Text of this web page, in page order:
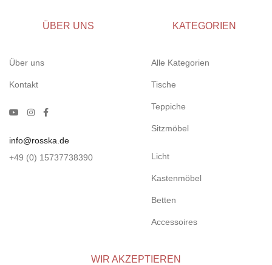
ÜBER UNS
Über uns
Kontakt
info@rosska.de
+49 (0) 15737738390
KATEGORIEN
Alle Kategorien
Tische
Teppiche
Sitzmöbel
Licht
Kastenmöbel
Betten
Accessoires
WIR AKZEPTIEREN